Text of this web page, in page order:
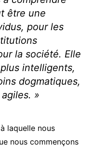
être une
pour les
la société. Elle
intelligents,
dogmatiques,
»
laquelle nous
nous commençons